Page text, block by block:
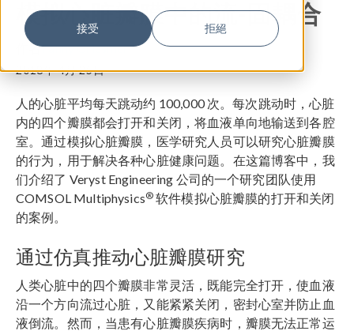
接受 拒絕
模拟心脏瓣膜中的流-固耦合
作者Fanny Griesmer
2018年 4月 25日
人的心脏平均每天跳动约 100,000 次。每次跳动时，心脏
内的四个瓣膜都会打开和关闭，将血液单向地输送到各腔
室。通过模拟心脏瓣膜，医学研究人员可以研究心脏瓣膜
的行为，用于解决各种心脏健康问题。在这篇博客中，我
们介绍了 Veryst Engineering 公司的一个研究团队使用
COMSOL Multiphysics® 软件模拟心脏瓣膜的打开和关闭
的案例。
通过仿真推动心脏瓣膜研究
人类心脏中的四个瓣膜非常灵活，既能完全打开，使血液
沿一个方向流过心脏，又能紧紧关闭，密封心室并防止血
液倒流。然而，当患有心脏瓣膜疾病时，瓣膜无法正常运